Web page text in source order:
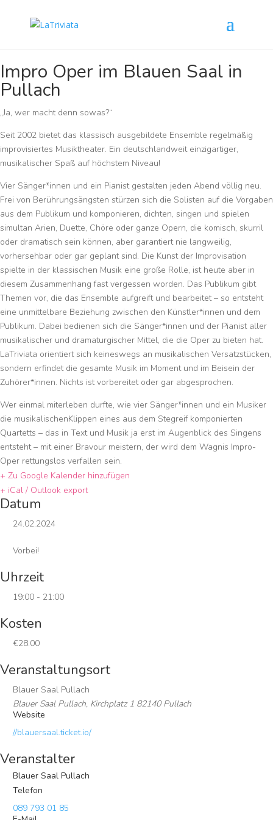
Impro Oper im Blauen Saal in
Pullach
„Ja, wer macht denn sowas?“
Seit 2002 bietet das klassisch ausgebildete Ensemble regelmäßig
improvisiertes Musiktheater. Ein deutschlandweit einzigartiger,
musikalischer Spaß auf höchstem Niveau!
Vier Sänger*innen und ein Pianist gestalten jeden Abend völlig neu.
Frei von Berührungsängsten stürzen sich die Solisten auf die Vorgaben
aus dem Publikum und komponieren, dichten, singen und spielen
simultan Arien, Duette, Chöre oder ganze Opern, die komisch, skurril
oder dramatisch sein können, aber garantiert nie langweilig,
vorhersehbar oder gar geplant sind. Die Kunst der Improvisation
spielte in der klassischen Musik eine große Rolle, ist heute aber in
diesem Zusammenhang fast vergessen worden. Das Publikum gibt
Themen vor, die das Ensemble aufgreift und bearbeitet – so entsteht
eine unmittelbare Beziehung zwischen den Künstler*innen und dem
Publikum. Dabei bedienen sich die Sänger*innen und der Pianist aller
musikalischer und dramaturgischer Mittel, die die Oper zu bieten hat.
LaTriviata orientiert sich keineswegs an musikalischen Versatzstücken,
sondern erfindet die gesamte Musik im Moment und im Beisein der
Zuhörer*innen. Nichts ist vorbereitet oder gar abgesprochen.
Wer einmal miterleben durfte, wie vier Sänger*innen und ein Musiker
die musikalischenKlippen eines aus dem Stegreif komponierten
Quartetts – das in Text und Musik ja erst im Augenblick des Singens
entsteht – mit einer Bravour meistern, der wird dem Wagnis Impro-
Oper rettungslos verfallen sein.
+ Zu Google Kalender hinzufügen
+ iCal / Outlook export
Datum
24.02.2024
Vorbei!
Uhrzeit
19:00 - 21:00
Kosten
€28.00
Veranstaltungsort
Blauer Saal Pullach
Blauer Saal Pullach, Kirchplatz 1 82140 Pullach
Website
//blauersaal.ticket.io/
Veranstalter
Blauer Saal Pullach
Telefon
089 793 01 85